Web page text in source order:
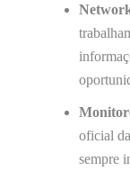
oficial
sempre